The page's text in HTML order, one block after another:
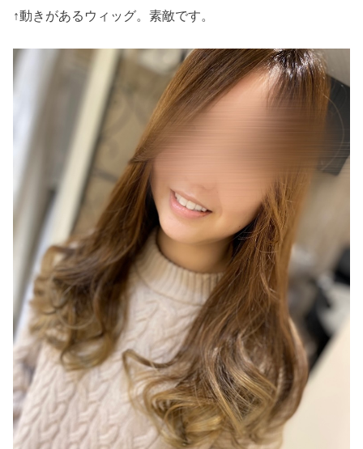
↑動きがあるウィッグ。素敵です。